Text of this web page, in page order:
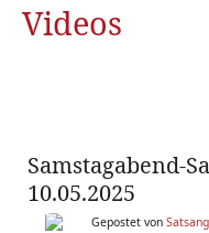
Videos
Samstagabend-
10.05.2025
Gepostet von Satsang